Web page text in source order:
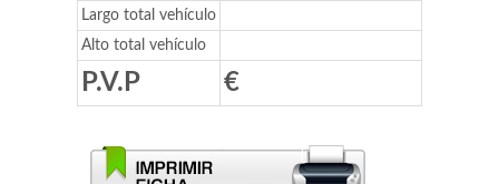
Largo total vehículo
Alto total vehículo
P.V.P €